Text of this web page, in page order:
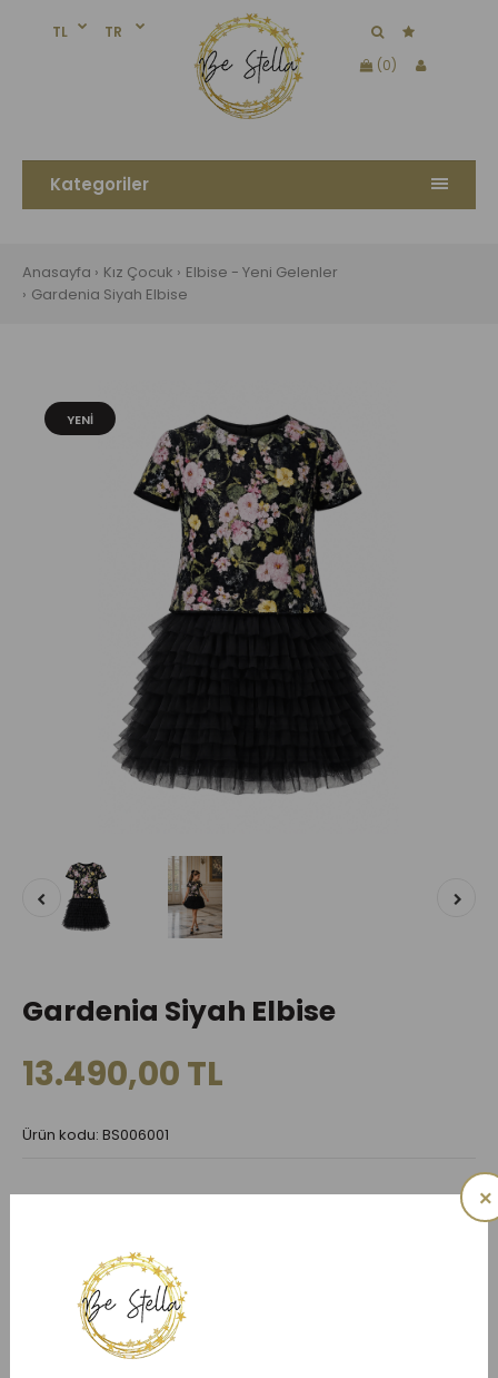
×
TL
TR
(0)
Kategoriler
Anasayfa Kız Çocuk
Elbise - Yeni Gelenler
Gardenia Siyah Elbise
YENI
Gardenia Siyah Elbise
13.490,00 TL
Ürün kodu: BS006001
5 YAŞ
10 YAŞ